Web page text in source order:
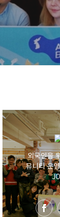
외국인을
뮤니티 운